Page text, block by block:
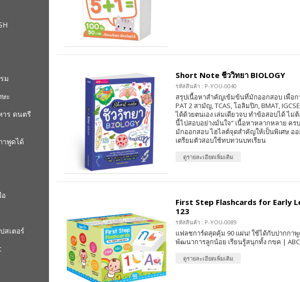
ม
ะ
าร ดนตรี
าพูดได้
สเตอร์
Short Note ชีววิทยา BIOLOGY
รหัสสินค้า : P-YOU-0040
สรุปเนื้อหาสำคัญเข้มข้นที่มักออกสอบ เพื่อก
PAT 2 สามัญ, TCAS, โอลิมปิก, BMAT,
ได้ด้วยตนเอง เล่มเดียวจบ ทำข้อสอบได้ ไม่ต้
นี้ไปสอบอย่างมั่นใจ” เนื้อหาหลากหลาย ค
มักออกสอบ ไฮไลต์จุดสำคัญให้เป็นพิเศษ อ
เตรียมตัวสอบใช้ทบทวนบทเรียน
ดูรายละเอียดเพิ่มเติม
First Step Flashcards for Early
123
รหัสสินค้า : P-YOU-0089
แฟลชการ์ดสุดคุ้ม 90 แผ่น! ใช้ได้กับปากกาพู
พัฒนาการลูกน้อย เรียนรู้สนุกทั้ง กขค |
ดูรายละเอียดเพิ่มเติม